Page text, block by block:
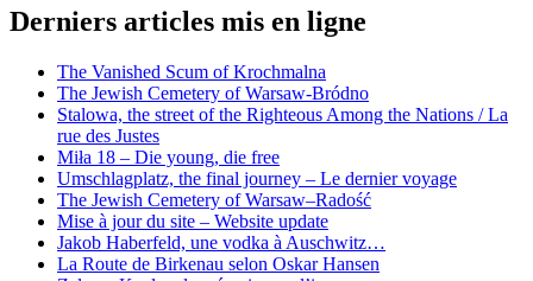
Derniers articles mis en ligne
The Vanished Scum of Krochmalna
The Jewish Cemetery of Warsaw-Bródno
Stalowa, the street of the Righteous Among the Nations / La
rue des Justes
Miła 18 – Die young, die free
Umschlagplatz, the final journey – Le dernier voyage
The Jewish Cemetery of Warsaw–Radość
Mise à jour du site – Website update
Jakob Haberfeld, une vodka à Auschwitz…
La Route de Birkenau selon Oskar Hansen